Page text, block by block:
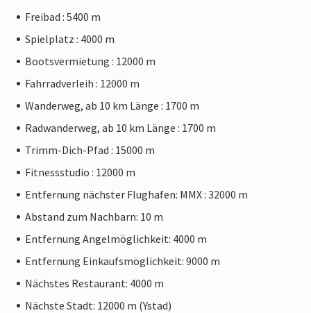
Freibad : 5400 m
Spielplatz : 4000 m
Bootsvermietung : 12000 m
Fahrradverleih : 12000 m
Wanderweg, ab 10 km Länge : 1700 m
Radwanderweg, ab 10 km Länge : 1700 m
Trimm-Dich-Pfad : 15000 m
Fitnessstudio : 12000 m
Entfernung nächster Flughafen: MMX : 32000 m
Abstand zum Nachbarn: 10 m
Entfernung Angelmöglichkeit: 4000 m
Entfernung Einkaufsmöglichkeit: 9000 m
Nächstes Restaurant: 4000 m
Nächste Stadt: 12000 m (Ystad)